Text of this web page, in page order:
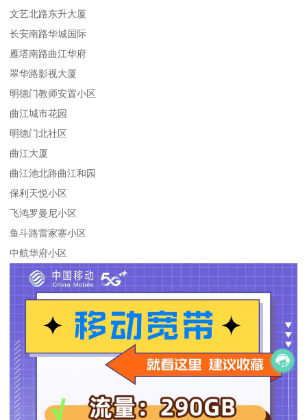
文艺北路东升大厦
长安南路华城国际
雁塔南路曲江华府
翠华路影视大厦
明德门教师安置小区
曲江城市花园
明德门北社区
曲江大厦
曲江池北路曲江和园
保利天悦小区
飞鸿罗曼尼小区
鱼斗路雷家寨小区
中航华府小区